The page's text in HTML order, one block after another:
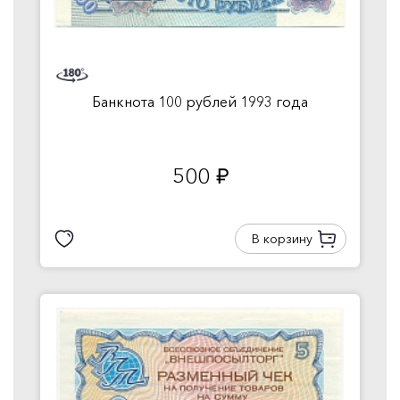
Банкнота 100 рублей 1993 года
500 руб.
В корзину